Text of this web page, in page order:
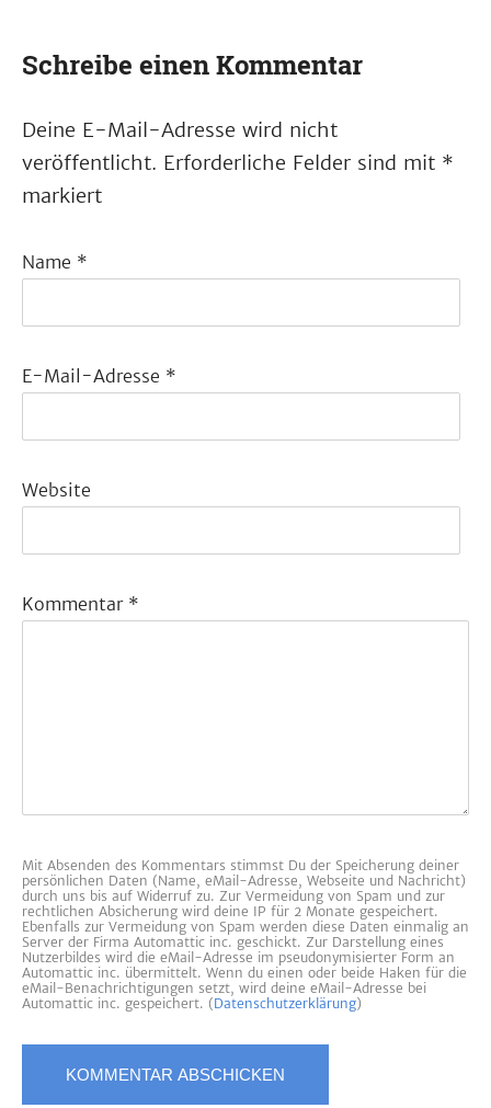
Schreibe einen Kommentar
Deine E-Mail-Adresse wird nicht
veröffentlicht. Erforderliche Felder sind mit *
markiert
Name *
E-Mail-Adresse *
Website
Kommentar *
Mit Absenden des Kommentars stimmst Du der Speicherung deiner
persönlichen Daten (Name, eMail-Adresse, Webseite und Nachricht)
durch uns bis auf Widerruf zu. Zur Vermeidung von Spam und zur
rechtlichen Absicherung wird deine IP für 2 Monate gespeichert.
Ebenfalls zur Vermeidung von Spam werden diese Daten einmalig an
Server der Firma Automattic inc. geschickt. Zur Darstellung eines
Nutzerbildes wird die eMail-Adresse im pseudonymisierter Form an
Automattic inc. übermittelt. Wenn du einen oder beide Haken für die
eMail-Benachrichtigungen setzt, wird deine eMail-Adresse bei
Automattic inc. gespeichert. (Datenschutzerklärung)